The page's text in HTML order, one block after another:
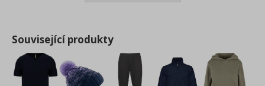
Související produkty